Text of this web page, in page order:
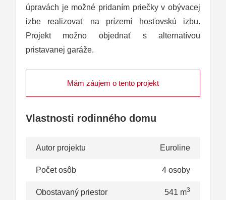
úpravách je možné pridaním priečky v obývacej
izbe realizovať na prízemí hosťovskú izbu.
Projekt možno objednať s alternatívou
pristavanej garáže.
Mám záujem o tento projekt
Vlastnosti rodinného domu
Autor projektu Euroline
Počet osôb 4 osoby
Obostavaný priestor 541 m3